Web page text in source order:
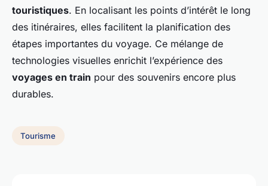
touristiques. En localisant les points d’intérêt le long
des itinéraires, elles facilitent la planification des
étapes importantes du voyage. Ce mélange de
technologies visuelles enrichit l’expérience des
voyages en train pour des souvenirs encore plus
durables.
Tourisme